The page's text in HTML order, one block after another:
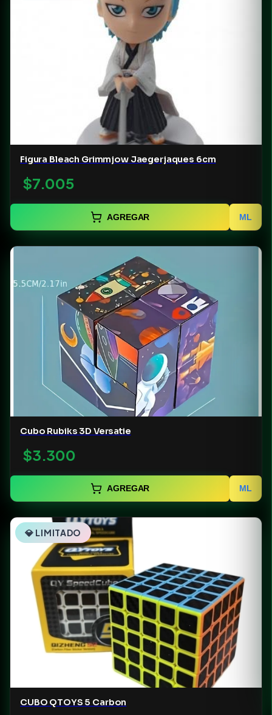
Figura Bleach Grimmjow Jaegerjaques 6cm
$7.005
AGREGAR ML
Cubo Rubiks 3D Versatie
$3.300
AGREGAR ML
💎 LIMITADO
CUBO QTOYS 5 Carbon